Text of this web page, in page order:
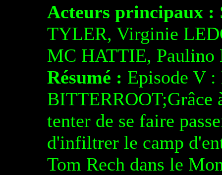
Acteurs principaux :
TYLER, Virginie
MC HATTIE, Paulino
Résumé : Episode V
BITTERROOT;Grâce
tenter de se faire
d'infiltrer le camp
Tom Rech dans le